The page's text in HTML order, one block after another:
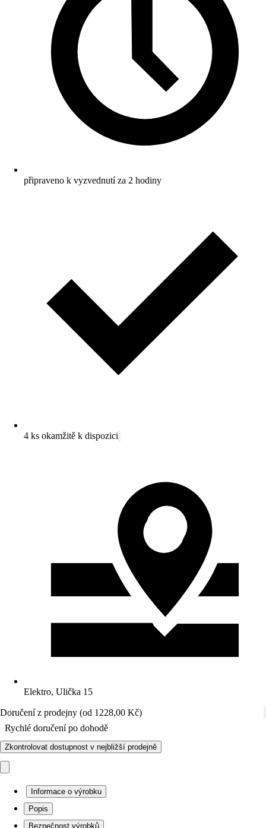
připraveno k vyzvednutí za 2 hodiny
4 ks okamžitě k dispozici
Elektro, Ulička 15
Doručení z prodejny (od 1228,00 Kč)
Rychlé doručení po dohodě
Zkontrolovat dostupnost v nejbližší prodejně
Informace o výrobku
Popis
Bezpečnost výrobků